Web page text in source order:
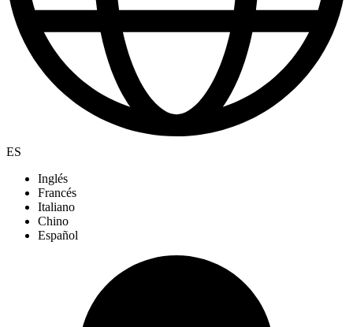
ES
Inglés
Francés
Italiano
Chino
Español